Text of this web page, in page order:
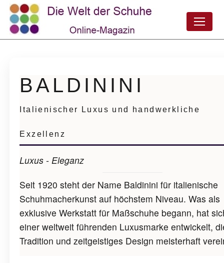
BALDININI
Italienischer Luxus und handwerkliche
Exzellenz
Luxus - Eleganz
Seit 1920 steht der Name Baldinini für italienische
Schuhmacherkunst auf höchstem Niveau. Was als
exklusive Werkstatt für Maßschuhe begann, hat
einer weltweit führenden Luxusmarke entwickelt,
Tradition und zeitgeistiges Design meisterhaft